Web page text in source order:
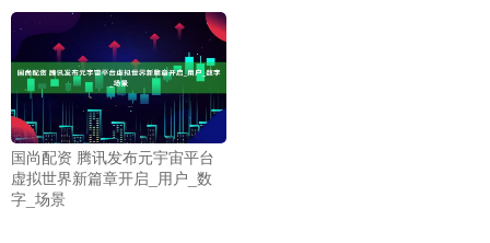
国尚配资 腾讯发布元宇宙平台
虚拟世界新篇章开启_用户_数
字_场景